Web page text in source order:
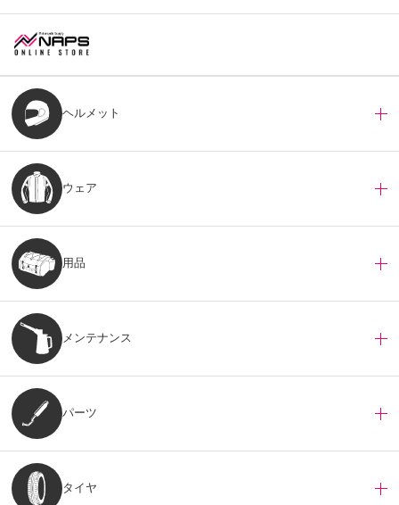
ヘルメット
ウェア
用品
メンテナンス
パーツ
タイヤ